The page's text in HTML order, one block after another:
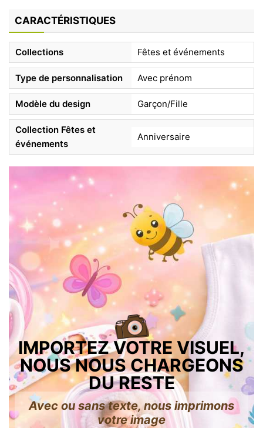
CARACTÉRISTIQUES
Collections Fêtes et événements
Type de personnalisation Avec prénom
Modèle du design Garçon/Fille
Collection Fêtes et
événements
Anniversaire
IMPORTEZ VOTRE VISUEL,
NOUS NOUS CHARGEONS
DU RESTE
Avec ou sans texte, nous imprimons
votre image